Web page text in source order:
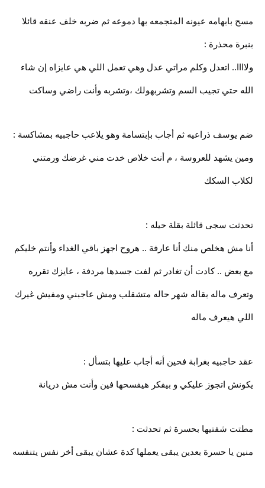
مسح بابهامه عيونه المتجمعه بها دموعه ثم ضربه خلف عنقه قائلا
بنبرة محذرة :
ولاااا.. اتعدل وكلم مراتي عدل وهي تعمل اللي هي عايزاه إن شاء
الله حتي تجيب السم وتشربهولك ،وتشربه وأنت راضي وساكت
ضم يوسف ذراعيه ثم أجاب بإبتسامة وهو يلاعب حاجبيه بمشاكسة :
ومين يشهد للعروسة ، م أنت خلاص خدت مني غرضك ورمتني
لكلاب السكك
تحدثت سجى قائلة بقلة حيله :
أنا مش هخلص منك أنا عارفة .. هروح اجهز باقي الغداء وأنتم خليكم
مع بعض .. كادت أن تغادر ثم لفت جسدها مردفة ، عايزك تقرره
وتعرف ماله بقاله شهر حاله متشقلب ومش عاجبني ومفيش غيرك
اللي هيعرف ماله
عقد حاجبيه بغرابة فحين أنه أجاب عليها بتسأل :
يكونش اتجوز عليكي و بيفكر هيفسحها فين وأنت مش دريانة
مطتت شفتيها بحسرة ثم تحدثت :
منين يا حسرة بعدين يبقى يعملها كدة عشان يبقى أخر نفس يتنفسه